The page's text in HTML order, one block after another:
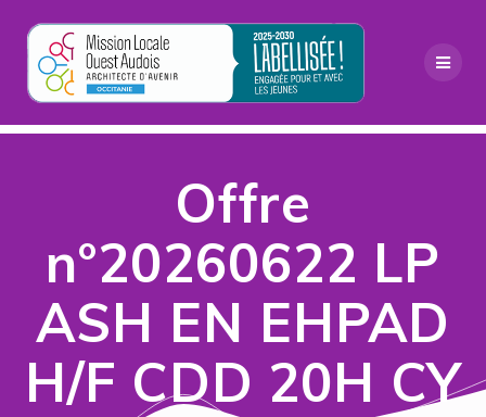
au
contenu
Offre
n°20260622 LP
ASH EN EHPAD
H/F CDD 20H CY